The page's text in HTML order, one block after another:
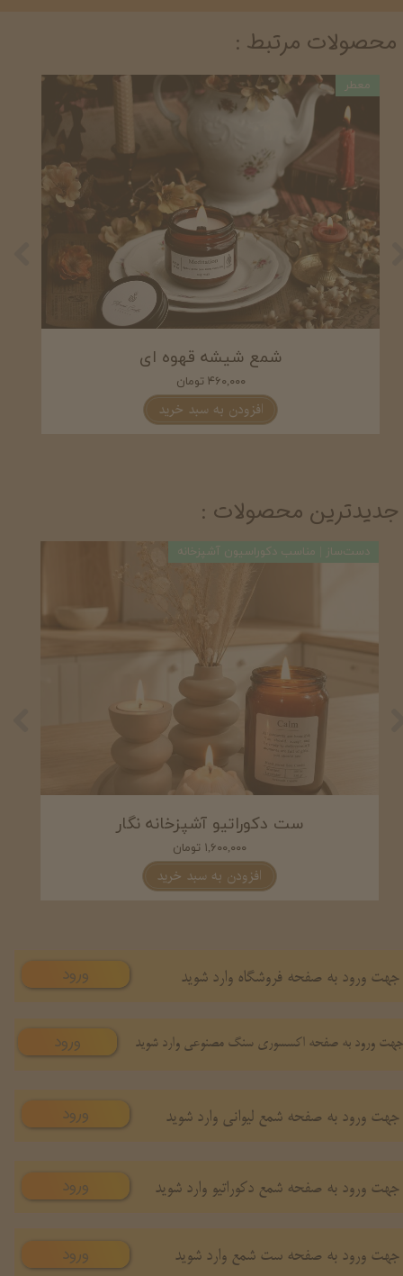
گیفت شمع شیشه ای
۴۶۰,۰۰۰ تومان
افزودن به سبد خرید
معطر
محصولات مرتبط :
جهت ورود به صفحه فروشگاه وارد شوید ورود
جهت ورود به صفحه شمع لیوانی وارد شوید ورود
جهت ورود به صفحه شمع دکوراتیو وارد شوید ورود
جهت ورود به صفحه ست شمع وارد شوید ورود
ورود به صفحه اکسسوری سنگ مصنوعی وارد شوید ورود
ست شمع و دکوری آشپزخانه اوینا
۲,۰۵۰,۰۰۰ تومان
افزودن به سبد خرید
دست‌ساز | مناسب دکوراسیون آشپزخانه
جدیدترین محصولات :